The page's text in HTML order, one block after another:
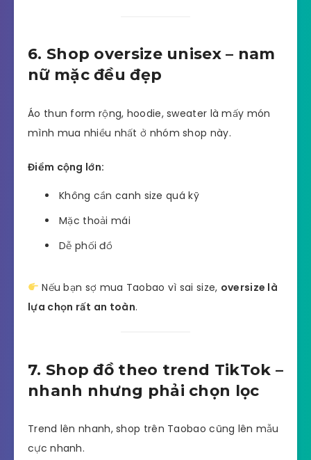
6. Shop oversize unisex – nam
nữ mặc đều đẹp
Áo thun form rộng, hoodie, sweater là mấy món
mình mua nhiều nhất ở nhóm shop này.
Điểm cộng lớn:
Không cần canh size quá kỹ
Mặc thoải mái
Dễ phối đồ
Nếu bạn sợ mua Taobao vì sai size, oversize là
lựa chọn rất an toàn.
7. Shop đồ theo trend TikTok –
nhanh nhưng phải chọn lọc
Trend lên nhanh, shop trên Taobao cũng lên mẫu
cực nhanh.